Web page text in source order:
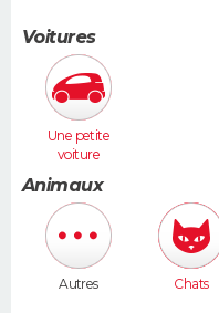
Voitures
Une petite
voiture
Clio, 206...)
Animaux
Autres Chats